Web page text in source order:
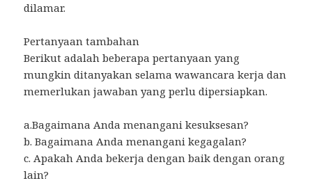
dilamar.
Pertanyaan tambahan
Berikut adalah beberapa pertanyaan yang
mungkin ditanyakan selama wawancara kerja dan
memerlukan jawaban yang perlu dipersiapkan.
a.Bagaimana Anda menangani kesuksesan?
b. Bagaimana Anda menangani kegagalan?
c. Apakah Anda bekerja dengan baik dengan orang
lain?